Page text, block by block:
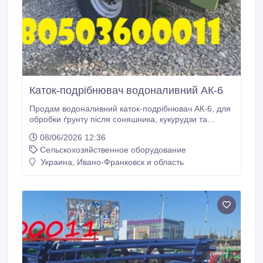
Каток-подрібнювач водоналивний АК-6
Продам водоналивний каток-подрібнювач АК-6, для
обробки ґрунту після соняшника, кукурудзи та
1780 кг, він легко агрегатується з тракторами
потужністю 80-90 к.с. Подрібнення рослинних
залишків та часткове мульчування дозволяє
від вивітрювання та збагачувати ґрунт органікою.
08/06/2026 12:36
Сельскохозяйственное оборудование
Украина, Ивано-Франковск и область